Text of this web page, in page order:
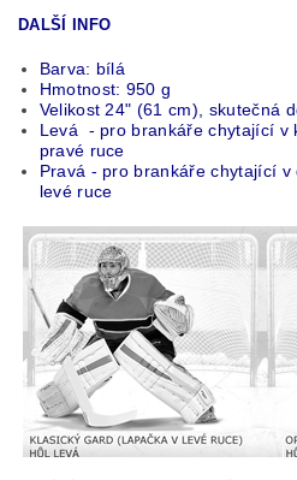
DALŠÍ INFO
Barva: bílá
Hmotnost: 950 g
Velikost 24" (61 cm), skutečná
Levá - pro brankáře chytající v
pravé ruce
Pravá - pro brankáře chytající
levé ruce